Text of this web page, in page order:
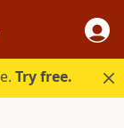
Try free.